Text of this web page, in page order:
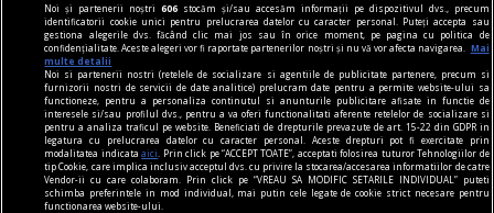
Noi și partenerii noștri606 stocăm și/sau accesăm informații pe dispozitivul dvs., precum
identificatorii cookie unici pentru prelucrarea datelor cu caracter personal. Puteți accepta sau
gestiona alegerile dvs. făcând clic mai jos sau în orice moment, pe pagina cu politica de
confidențialitate. Aceste alegeri vor fi raportate partenerilor noștri și nu vă vor afecta navigarea.
Mai
multe detalii
Noi si partenerii nostri (retelele de socializare si agentiile de publicitate partenere, precum si
furnizorii nostri de servicii de date analitice) prelucram date pentru a permite website-ului sa
functioneze, pentru a personaliza continutul si anunturile publicitare afisate in functie de
interesele si/sau profilul dvs., pentru a va oferi functionalitati aferente retelelor de socializare si
pentru a analiza traficul pe website. Beneficiati de drepturile prevazute de art. 15-22 din GDPR in
legatura cu prelucrarea datelor cu caracter personal. Aceste drepturi pot fi exercitate prin
modalitatea indicataaici
. Prin click pe “ACCEPT TOATE”, acceptati folosirea tuturor Tehnologiilor de
tip Cookie, care implica inclusiv acceptul dvs. cu privire la stocarea/accesarea informatiilor de catre
Vendor-ii cu care colaboram. Prin click pe “VREAU SA MODIFIC SETARILE INDIVIDUAL” puteti
schimba preferintele in mod individual, mai putin cele legate de cookie strict necesare pentru
functionarea website-ului.